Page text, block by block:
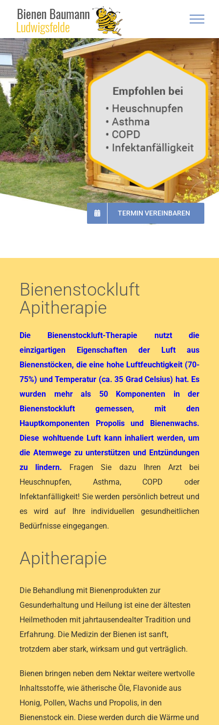
Inhalt
springen
TERMIN VEREINBAREN
Bienenstockluft
Apitherapie
Die Bienenstockluft-Therapie nutzt die
einzigartigen Eigenschaften der Luft aus
Bienenstöcken, die eine hohe Luftfeuchtigkeit (70-
75%) und Temperatur (ca. 35 Grad Celsius) hat. Es
wurden mehr als 50 Komponenten in der
Bienenstockluft gemessen, mit den
Hauptkomponenten Propolis und Bienenwachs.
Diese wohltuende Luft kann inhaliert werden, um
die Atemwege zu unterstützen und Entzündungen
zu lindern. Fragen Sie dazu Ihren Arzt bei
Heuschnupfen, Asthma, COPD oder
Infektanfälligkeit! Sie werden persönlich betreut und
es wird auf Ihre individuellen gesundheitlichen
Bedürfnisse eingegangen.
Apitherapie
Die Behandlung mit Bienenprodukten zur
Gesunderhaltung und Heilung ist eine der ältesten
Heilmethoden mit jahrtausendealter Tradition und
Erfahrung. Die Medizin der Bienen ist sanft,
trotzdem aber stark, wirksam und gut verträglich.
Bienen bringen neben dem Nektar weitere wertvolle
Inhaltsstoffe, wie ätherische Öle, Flavonide aus
Honig, Pollen, Wachs und Propolis, in den
Bienenstock ein. Diese werden durch die Wärme und